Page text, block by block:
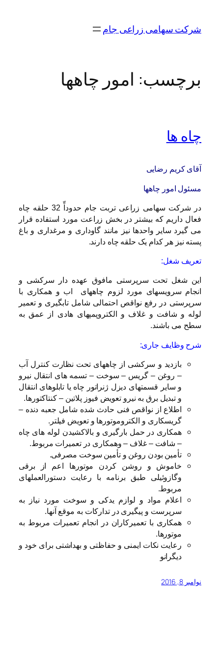
محتواشرکت سهامی زراعی جام
برچسب: امور چاهها
چاه ها
آقای کریم رضایی
مسئول امور چاهها
در شرکت سهامی زراعی تربت جام حدوداِّ 32 حلقه چاه
فعال داریم که بیشتر در بخش زراعت مورد استفاده قرار
می گیرد سایر واحدها نیز مانند گاوداری و مرغداری و باغ
پسته نیز هر کدام یک حلقه چاه دارند.
تعریف شغل:
این شغل تحت سرپرستی مافوق عهده دار سرکشی و
انجام سرویسهای مورد لزوم چاههای اب و همکاری با
سرپرستی در رفع نواقص احتمالی شامل تابگیری و تعمیر
لوله و شافت و غلاف و الکتروپمپهای هادی از عمق به
سطح می باشند.
شرح وظایف جاری:
بازدید و سرکشی از چاههای تحت نظارت کنترل آب
– روغن – گریس – سوخت – تسمه های انتقال نیرو
و سایر قسمتهای دیزل ژنراتور چاه یا تابلوهای انتقال
و تبدیل برق به نیرو تعویض فیوز پلاتین – کنتاکتورها.
اطلاع از نواقص فنی حادث شده شامل جعبه دنده –
گریسکاری و الکتروموتورها و تعویض فیلتر.
همکاری در حمل بارگیری و بالاکشیدن لوله های چاه
– شافت – غلاف – وهمکاری در تعمیرات مربوط.
تأمین بودن روغن و تأمین سوخت مصرفی.
خاموش و روشن کردن موتورها اعم از برقی
وگازوئیلی طبق برنامه با رعایت دستورالعملهای
مربوط.
اعلام مواد و لوازم یدکی و سوخت مورد نیاز به
سرپرست و پیگیری در تدارکات به موقع آنها.
همکاری با تعمیرکاران در انجام تعمیرات مربوط به
موتورها.
رعایت نکات ایمنی و حفاظتی و بهداشتی برای خود و
دیگرانو
نوامبر 8, 2016